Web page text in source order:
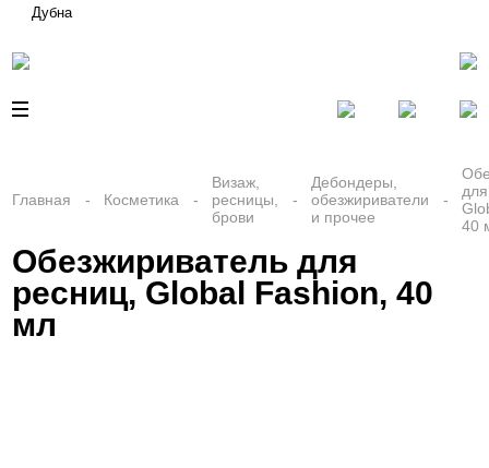
Дубна
Главная Косметика
Визаж,
ресницы,
брови
Дебондеры,
обезжириватели
и прочее
40
Обезжириватель для
ресниц, Global Fashion, 40
мл